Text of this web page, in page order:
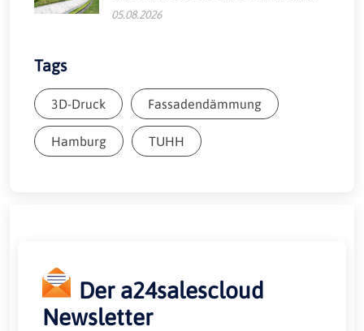
05.08.2026
Tags
3D-Druck Fassadendämmung
Hamburg TUHH
Der a24salescloud
Newsletter